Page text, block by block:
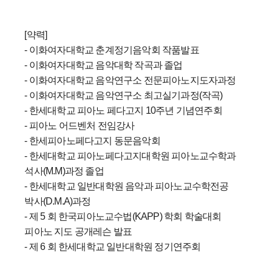
[약력]
- 이화여자대학교 춘계정기음악회 작품발표
- 이화여자대학교 음악대학 작곡과 졸업
- 이화여자대학교 음악연구소 전문피아노지도자과정
- 이화여자대학교 음악연구소 최고실기과정(작곡)
- 한세대학교 피아노 페다고지 10주년 기념연주회
- 피아노 어드벤처 전임강사
- 한세피아노페다고지 동문음악회
- 한세대학교 피아노페다고지대학원 피아노교수학과
석사(M.M)과정 졸업
- 한세대학교 일반대학원 음악과 피아노교수학전공
박사(D.M.A)과정
- 제 5 회 한국피아노교수법(KAPP) 학회 학술대회
피아노 지도 공개레슨 발표
- 제 6 회 한세대학교 일반대학원 정기연주회